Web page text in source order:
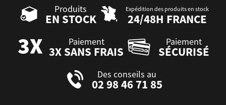
Produits
EN STOCK
Expédition des produits en stock
24/48H FRANCE
Paiement
3X SANS FRAIS
Paiement
SÉCURISÉ
Des conseils au
02 98 46 71 85